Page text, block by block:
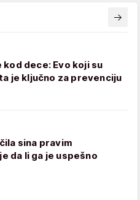
dece: Evo koji su
je ključno za prevenciju
sina pravim
da li ga je uspešno